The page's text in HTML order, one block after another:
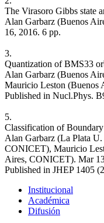
The Virasoro Gibbs state
Alan Garbarz (Buenos
16, 2016. 6 pp.
3.
Quantization of BMS33
Alan Garbarz (Buenos
Mauricio Leston (Buenos
Published in Nucl.Phys.
5.
Classification of
Alan Garbarz (La Plata
CONICET), Mauricio
Aires, CONICET). Mar
Published in JHEP 1405
Institucional
Académica
Difusión